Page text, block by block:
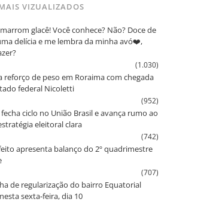
VIZUALIZADOS
glacê! Você conhece? Não? Doce de
delícia e me lembra da minha avó❤️,
(1.030)
reforço de peso em Roraima com chegada
federal Nicoletti
(952)
ciclo no União Brasil e avança rumo ao
eleitoral clara
(742)
apresenta balanço do 2º quadrimestre
(707)
de regularização do bairro Equatorial
sexta‑feira, dia 10